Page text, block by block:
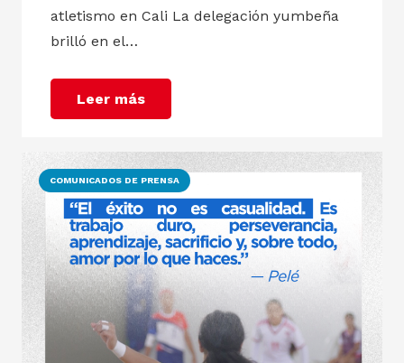
atletismo en Cali La delegación yumbeña
brilló en el…
Leer más
COMUNICADOS DE PRENSA